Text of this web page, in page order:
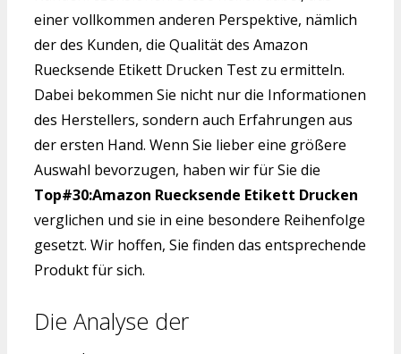
einer vollkommen anderen Perspektive, nämlich
der des Kunden, die Qualität des Amazon
Ruecksende Etikett Drucken Test zu ermitteln.
Dabei bekommen Sie nicht nur die Informationen
des Herstellers, sondern auch Erfahrungen aus
der ersten Hand. Wenn Sie lieber eine größere
Auswahl bevorzugen, haben wir für Sie die
Top#30:Amazon Ruecksende Etikett Drucken
verglichen und sie in eine besondere Reihenfolge
gesetzt. Wir hoffen, Sie finden das entsprechende
Produkt für sich.
Die Analyse der